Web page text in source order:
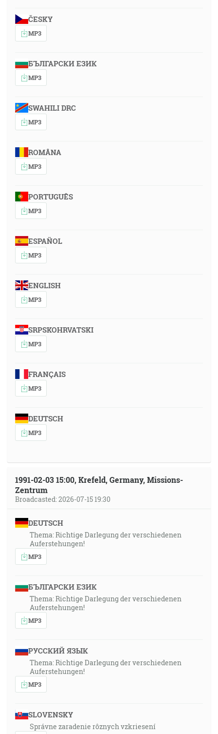
ČESKY
MP3
БЪЛГАРСКИ ЕЗИК
MP3
SWAHILI DRC
MP3
ROMÂNA
MP3
PORTUGUÊS
MP3
ESPAÑOL
MP3
ENGLISH
MP3
SRPSKOHRVATSKI
MP3
FRANÇAIS
MP3
DEUTSCH
MP3
1991-02-03 15:00, Krefeld, Germany, Missions-
Zentrum
Broadcasted: 2026-07-15 19:30
DEUTSCH
Thema: Richtige Darlegung der verschiedenen
Auferstehungen!
MP3
БЪЛГАРСКИ ЕЗИК
Thema: Richtige Darlegung der verschiedenen
Auferstehungen!
MP3
РУССКИЙ ЯЗЫК
Thema: Richtige Darlegung der verschiedenen
Auferstehungen!
MP3
SLOVENSKY
Správne zaradenie rôznych vzkriesení